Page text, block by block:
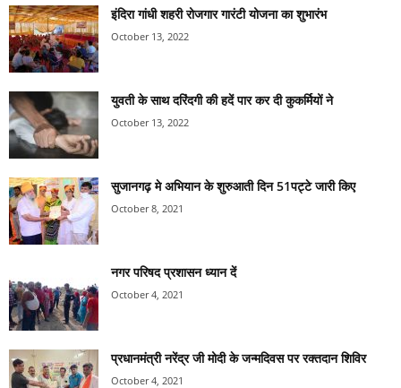
इंदिरा गांधी शहरी रोजगार गारंटी योजना का शुभारंभ
October 13, 2022
युवती के साथ दरिंदगी की हदें पार कर दी कुकर्मियों ने
October 13, 2022
सुजानगढ़ मे अभियान के शुरुआती दिन 51पट्टे जारी किए
October 8, 2021
नगर परिषद प्रशासन ध्यान दें
October 4, 2021
प्रधानमंत्री नरेंद्र जी मोदी के जन्मदिवस पर रक्तदान शिविर
October 4, 2021